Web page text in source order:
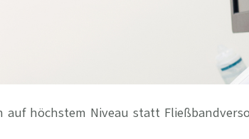
höchstem Niveau statt